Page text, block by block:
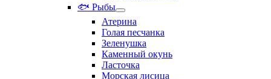
🐟 Рыбы
Атерина
Голая песчанка
Зеленушка
Каменный окунь
Ласточка
Морская лисица